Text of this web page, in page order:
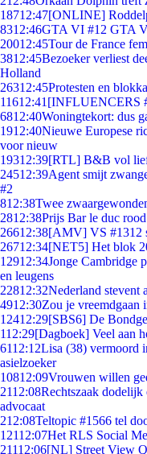
18712:47[ONLINE]
8312:46GTA VI #12 GTA
20012:45Tour de France
3812:45Bezoeker verliest
Holland
26312:45Protesten en
11612:41 [INFLUENCERS
6812:40Woningtekort: dus
1912:40Nieuwe Europese
voor nieuw
19312:39[RTL] B&B vol
24512:39Agent smijt
#2
812:38Twee
2812:38Prijs Bar le duc
26612:38[AMV] VS #1312
26712:34[NET5] Het blok
12912:34Jonge Cambridge
en leugens
22812:32Nederland stevent
4912:30Zou je vreemdgaan
12412:29[SBS6] De
112:29[Dagboek] Veel aan
6112:12Lisa (38) vermoord
asielzoeker
10812:09Vrouwen willen
2112:08Rechtszaak
advocaat
212:08Teltopic #1566 tel
12112:07Het RLS Social
21112:06[NL] Street View